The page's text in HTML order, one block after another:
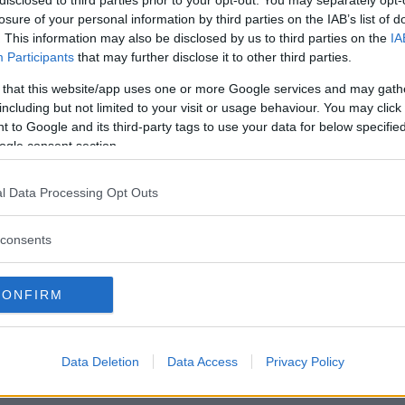
of your personal information by third parties on the IAB’s list of
This information may also be disclosed by us to third parties on the
Participants that may further disclose it to other third parties.
that this website/app uses one or more Google services and may
but not limited to your visit or usage behaviour. You may
to Google and its third-party tags to use your data for below
consent section.
Data Processing Opt Outs
Data Deletion Data Access Privacy Policy
Il servizio di animazione è attivo a
Milano, Bergamo, Lodi, Monza-
Brianza, Lecco
Entra nel magico mondo di
professionalità che ci caratterizza
tema da 1 a 12 anni: Minions, Yo soy
Luna, Spiderman, Pijiamini,
Oceania/Vaiana, principesse e molte
altre… Nei tuoi ricevimenti,
bambini li intratteniamo noi con